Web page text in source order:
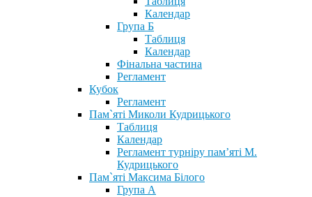
Календар
Група Б
Таблиця
Календар
Фінальна частина
Регламент
Кубок
Регламент
Пам`яті Миколи Кудрицького
Таблиця
Календар
Регламент турніру пам’яті М.
Кудрицького
Пам`яті Максима Білого
Група А